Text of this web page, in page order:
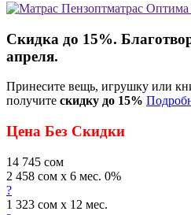
Скидка до 15%.
апреля.
Принесите вещь, игрушку или
получите скидку до 15%
Цена Без Скидки
14 745 сом
2 458 сом x 6 мес. 0%
?
1 323 сом x 12 мес.